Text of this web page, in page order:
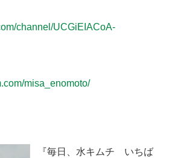
channel/UCGiEIACoA-
misa_enomoto/
『毎日、水キムチ いちば